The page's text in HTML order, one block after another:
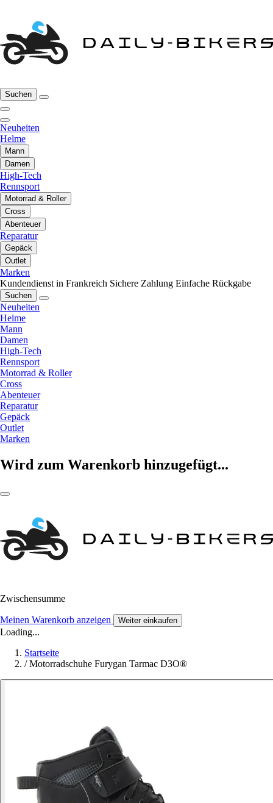
Suchen
Neuheiten
Helme
Mann
Damen
High-Tech
Rennsport
Motorrad & Roller
Cross
Abenteuer
Reparatur
Gepäck
Outlet
Marken
Kundendienst in Frankreich Sichere Zahlung Einfache Rückgabe
Suchen
Neuheiten
Helme
Mann
Damen
High-Tech
Rennsport
Motorrad & Roller
Cross
Abenteuer
Reparatur
Gepäck
Outlet
Marken
Wird zum Warenkorb hinzugefügt...
Zwischensumme
Meinen Warenkorb anzeigen Weiter einkaufen
Loading...
Startseite
/ Motorradschuhe Furygan Tarmac D3O®